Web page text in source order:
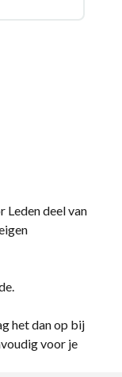
deel van
het dan op bij
voor je